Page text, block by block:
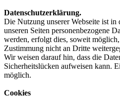
Datenschutzerklärung.
Die Nutzung unserer Webseite ist
unseren Seiten personenbezogene
werden, erfolgt dies, soweit
Zustimmung nicht an Dritte
Wir weisen darauf hin, dass die
Sicherheitslücken aufweisen kann.
möglich.
Cookies